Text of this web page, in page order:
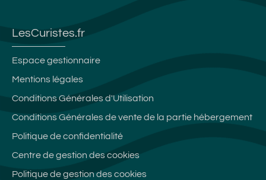
LesCuristes.fr
Espace gestionnaire
Mentions légales
Conditions Générales d'Utilisation
Conditions Générales de vente de la partie hébergement
Politique de confidentialité
Centre de gestion des cookies
Politique de gestion des cookies